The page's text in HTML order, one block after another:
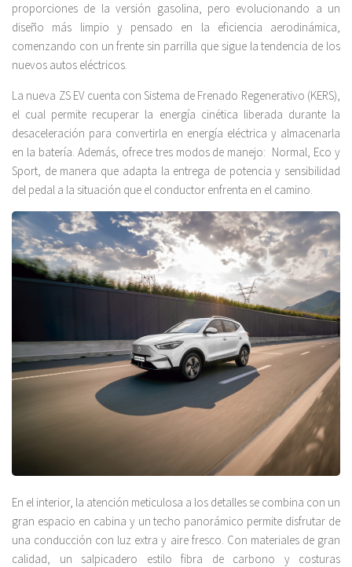
proporciones de la versión gasolina, pero evolucionando a un
diseño más limpio y pensado en la eficiencia aerodinámica,
comenzando con un frente sin parrilla que sigue la tendencia de los
nuevos autos eléctricos.
La nueva ZS EV cuenta con Sistema de Frenado Regenerativo (KERS),
el cual permite recuperar la energía cinética liberada durante la
desaceleración para convertirla en energía eléctrica y almacenarla
en la batería. Además, ofrece tres modos de manejo: Normal, Eco y
Sport, de manera que adapta la entrega de potencia y sensibilidad
del pedal a la situación que el conductor enfrenta en el camino.
En el interior, la atención meticulosa a los detalles se combina con un
gran espacio en cabina y un techo panorámico permite disfrutar de
una conducción con luz extra y aire fresco. Con materiales de gran
calidad, un salpicadero estilo fibra de carbono y costuras